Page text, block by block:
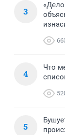
3
4
Что
5